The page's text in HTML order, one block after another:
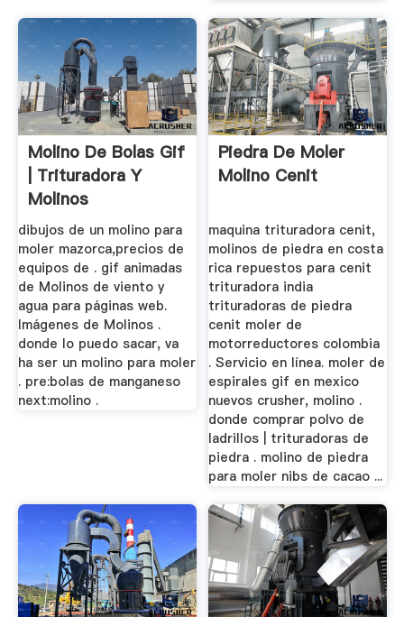
Molino De Bolas Gif
| Trituradora Y
Molinos
dibujos de un molino para
moler mazorca,precios de
equipos de . gif animadas
de Molinos de viento y
agua para páginas web.
Imágenes de Molinos .
donde lo puedo sacar, va
ha ser un molino para moler
. pre:bolas de manganeso
next:molino .
Piedra De Moler
Molino Cenit
maquina trituradora cenit,
molinos de piedra en costa
rica repuestos para cenit
trituradora india
trituradoras de piedra
cenit moler de
motorreductores colombia
. Servicio en línea. moler de
espirales gif en mexico
nuevos crusher, molino .
donde comprar polvo de
ladrillos | trituradoras de
piedra . molino de piedra
para moler nibs de cacao ...